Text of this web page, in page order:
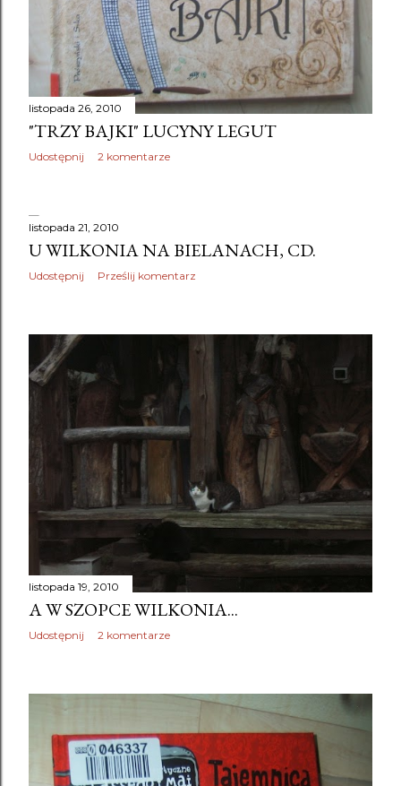
listopada 26, 2010
"TRZY BAJKI" LUCYNY LEGUT
Udostępnij 2 komentarze
listopada 21, 2010
U WILKONIA NA BIELANACH, CD.
Udostępnij Prześlij komentarz
listopada 19, 2010
A W SZOPCE WILKONIA...
Udostępnij 2 komentarze